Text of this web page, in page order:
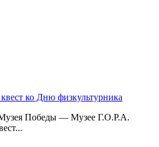
ко Дню физкультурника
Музея Победы — Музее Г.О.Р.А.